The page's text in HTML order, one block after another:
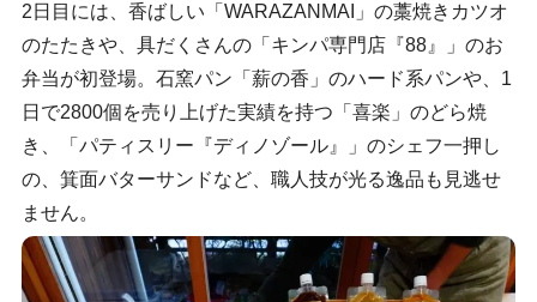
2日目には、香ばしい「WARAZANMAI」の藁焼きカツオ
のたたきや、具だくさんの「キンパ専門店『88』」のお
弁当が初登場。石窯パン「薪の香」のハード系パンや、1
日で2800個を売り上げた実績を持つ「喜楽」のどら焼
き、「パティスリー『ディノゾール』」のシェフ一押し
の、箕面バターサンドなど、職人技が光る逸品も見逃せ
ません。